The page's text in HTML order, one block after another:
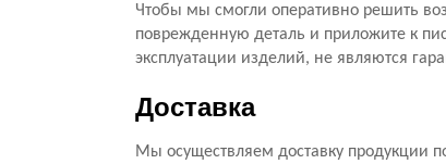
Чтобы мы смогли оперативно решить
поврежденную деталь и приложите к
эксплуатации изделий, не являются
Доставка
Мы осуществляем доставку продукции